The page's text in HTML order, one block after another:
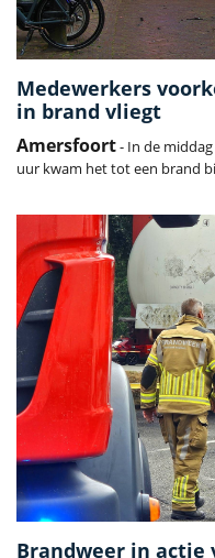
Medewerkers
in brand vliegt
Amersfoort- In de
uur kwam het tot een brand
Brandweer in actie